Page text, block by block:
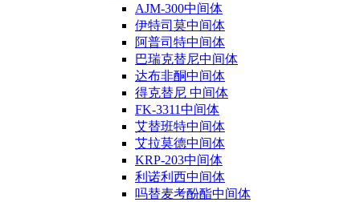
AJM-300中间体
伊特司莫中间体
阿普司特中间体
巴瑞克替尼中间体
达布非酮中间体
得克替尼 中间体
FK-3311中间体
艾替班特中间体
艾拉莫德中间体
KRP-203中间体
利诺利西中间体
吗替麦考酚酯中间体